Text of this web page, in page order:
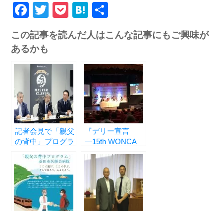
Facebook
Twitter
PocketHatena
この記事を読んだ人はこんな記事にもご興味が
あるかも
記者会見で「親父
の背中」プログラ
ただきました
『デリー宣言
―15th WONCA
Health
Conference―』